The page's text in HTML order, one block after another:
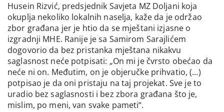
Husein Rizvić, predsjednik Savjeta MZ Doljani koja
okuplja nekoliko lokalnih naselja, kaže da je održao
zbor građana jer je htio da se mještani izjasne o
izgradnji MHE. Ranije je sa Samirom Sarajlićem
dogovorio da bez pristanka mještana nikakvu
saglasnost neće potpisati: „On mi je čvrsto obećao da
neće ni on. Međutim, on je objeručke prihvatio, (…)
potpisao je da oni pristaju na taj projekat. Sve je to
uradio bez saglasnosti i bez zbora građana što je,
mislim, po meni, van svake pameti“.